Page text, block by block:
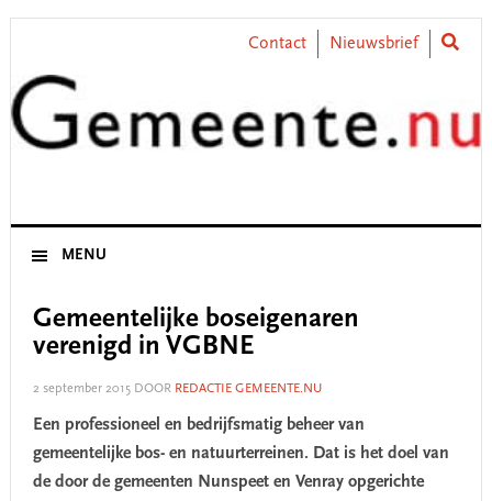
Skip
primary
navigation
Skip
content
Skip
primary
sidebar
Skip
footer
Contact Nieuwsbrief
MENU
Gemeentelijke boseigenaren
verenigd in VGBNE
2 september 2015DOOR REDACTIE GEMEENTE.NU
Een professioneel en bedrijfsmatig beheer van
gemeentelijke bos- en natuurterreinen. Dat is het doel van
de door de gemeenten Nunspeet en Venray opgerichte